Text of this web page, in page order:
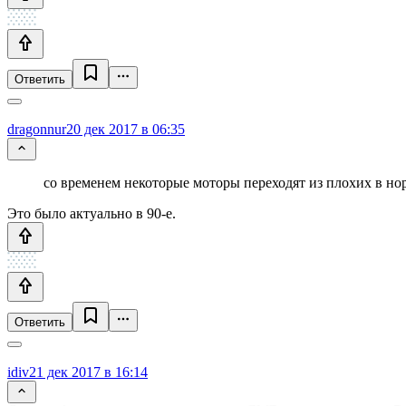
Ответить
dragonnur20 дек 2017 в 06:35
со временем некоторые моторы переходят из плохих в
Это было актуально в 90-е.
Ответить
idiv21 дек 2017 в 16:14